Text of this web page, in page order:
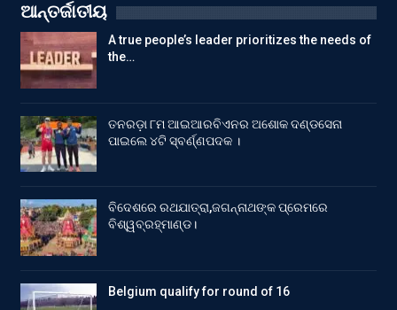
ଆନ୍ତର୍ଜାତୀୟ
A true people’s leader prioritizes the needs of
the…
ତନରଡ଼ା ୮ମ ଆଇଆରବିଏନର ଅଶୋକ ଦଣ୍ଡସେନା
ପାଇଲେ ୪ଟି ସ୍ବର୍ଣ୍ଣପଦକ ।
ବିଦେଶରେ ରଥଯାତ୍ରା,ଜଗନ୍ନାଥଙ୍କ ପ୍ରେମରେ
ବିଶ୍ୱବ୍ରହ୍ମାଣ୍ଡ।
Belgium qualify for round of 16